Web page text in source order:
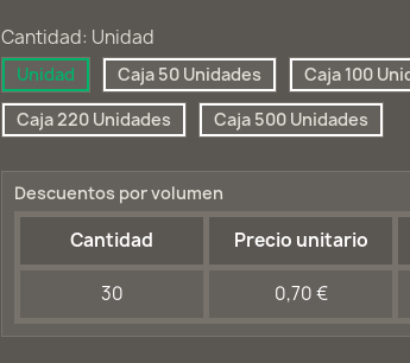
Cantidad: Unidad
Unidad Caja 50 Unidades
Caja 100
Caja 220 Unidades
Caja 500 Unidades
Descuentos por volumen
Cantidad Precio unitario
30 0,70 €